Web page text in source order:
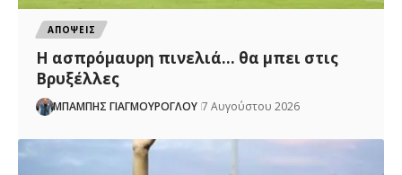
ΑΠΟΨΕΙΣ
Η ασπρόμαυρη πινελιά… θα μπει στις
Βρυξέλλες
ΜΠΑΜΠΗΣ ΓΙΑΓΜΟΥΡΟΓΛΟΥ 7 Αυγούστου 2026